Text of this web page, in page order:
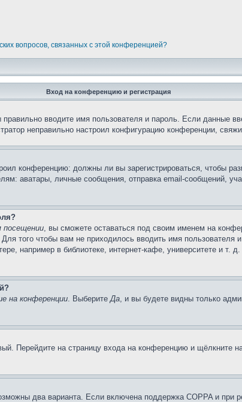
вопросов, связанных с этой конференцией?
Вход на конференцию и регистрация
вводите имя пользователя и пароль. Если данные
неправильно настроил конфигурацию конференции,
конференцию: должны ли вы зарегистрироваться, чтобы
аватары, личные сообщения, отправка email-сообщений,
посещении, вы сможете оставаться под своим именем на
того чтобы вам не приходилось вводить имя
например в библиотеке, интернет-кафе, университете и т.
на конференции. ВыберитеДа, и вы будете видны только
Перейдите на страницу входа на конференцию и щёлкните
два варианта. Если включена поддержка COPPA и при